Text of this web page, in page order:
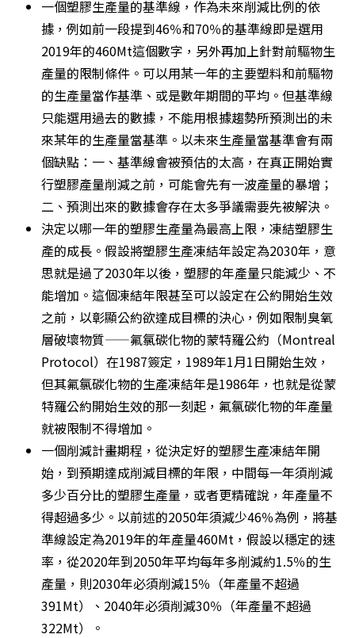
一個塑膠生產量的基準線，作為未來削減比例的依
據，例如前一段提到46％和70％的基準線即是選用
2019年的460Mt這個數字，另外再加上針對前驅物生
產量的限制條件。可以用某一年的主要塑料和前驅物
的生產量當作基準、或是數年期間的平均。但基準線
只能選用過去的數據，不能用根據趨勢所預測出的未
來某年的生產量當基準。以未來生產量當基準會有兩
個缺點：一、基準線會被預估的太高，在真正開始實
行塑膠產量削減之前，可能會先有一波產量的暴增；
二、預測出來的數據會存在太多爭議需要先被解決。
決定以哪一年的塑膠生產量為最高上限，凍結塑膠生
產的成長。假設將塑膠生產凍結年設定為2030年，意
思就是過了2030年以後，塑膠的年產量只能減少、不
能增加。這個凍結年限甚至可以設定在公約開始生效
之前，以彰顯公約欲達成目標的決心，例如限制臭氧
層破壞物質——氟氯碳化物的蒙特羅公約（Montreal
Protocol）在1987簽定，1989年1月1日開始生效，
但其氟氯碳化物的生產凍結年是1986年，也就是從蒙
特羅公約開始生效的那一刻起，氟氯碳化物的年產量
就被限制不得增加。
一個削減計畫期程，從決定好的塑膠生產凍結年開
始，到預期達成削減目標的年限，中間每一年須削減
多少百分比的塑膠生產量，或者更精確說，年產量不
得超過多少。以前述的2050年須減少46％為例，將基
準線設定為2019年的年產量460Mt，假設以穩定的速
率，從2020年到2050年平均每年多削減約1.5％的生
產量，則2030年必須削減15％（年產量不超過
391Mt）、2040年必須削減30％（年產量不超過
322Mt）。